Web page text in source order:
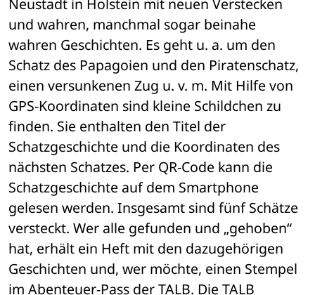
Neustadt in Holstein mit neuen Verstecken
und wahren, manchmal sogar beinahe
wahren Geschichten. Es geht u. a. um den
Schatz des Papagoien und den Piratenschatz,
einen versunkenen Zug u. v. m. Mit Hilfe von
GPS-Koordinaten sind kleine Schildchen zu
finden. Sie enthalten den Titel der
Schatzgeschichte und die Koordinaten des
nächsten Schatzes. Per QR-Code kann die
Schatzgeschichte auf dem Smartphone
gelesen werden. Insgesamt sind fünf Schätze
versteckt. Wer alle gefunden und „gehoben“
hat, erhält ein Heft mit den dazugehörigen
Geschichten und, wer möchte, einen Stempel
im Abenteuer-Pass der TALB. Die TALB